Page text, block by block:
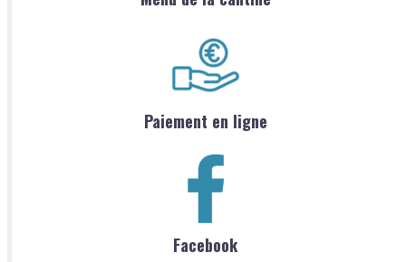
Paiement en ligne
Facebook